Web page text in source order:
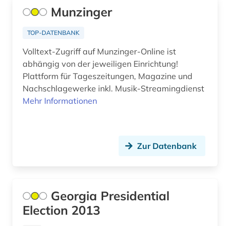
alte geschichte (9)
alte landesschule korbach (1)
alte nationalgalerie (2)
altenmedizin (1)
altenpflege (5)
Munzinger
TOP-DATENBANK
Volltext-Zugriff auf Munzinger-Online ist
abhängig von der jeweiligen Einrichtung!
Plattform für Tageszeitungen, Magazine und
Nachschlagewerke inkl. Musik-Streamingdienst
Mehr Informationen
Zur Datenbank
Georgia Presidential
Election 2013